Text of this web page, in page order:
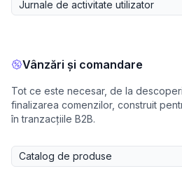
Jurnale de activitate utilizator
Vânzări și comandare
Tot ce este necesar, de la
finalizarea comenzilor, construit
în tranzacțiile B2B.
Catalog de produse